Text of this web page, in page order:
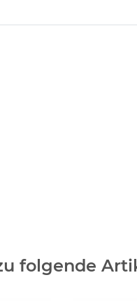
folgende